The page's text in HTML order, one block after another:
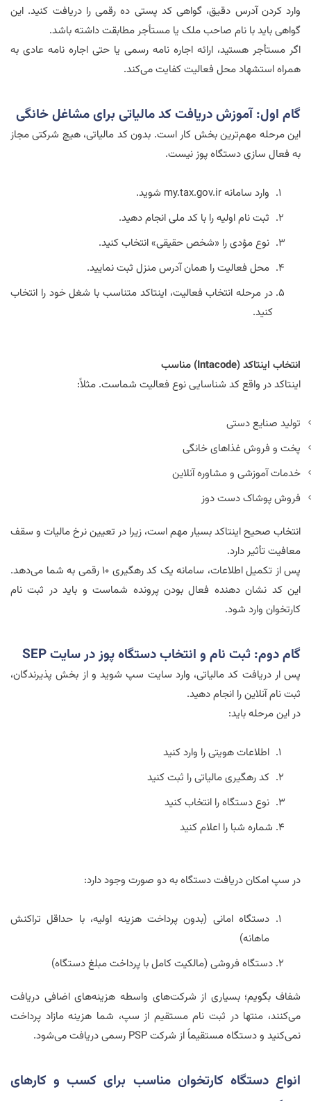
وارد کردن آدرس دقیق، گواهی کد پستی ده رقمی را دریافت کنید. این
گواهی باید با نام صاحب ملک یا مستأجر مطابقت داشته باشد.
اگر مستأجر هستید، ارائه اجاره نامه رسمی یا حتی اجاره نامه عادی به
همراه استشهاد محل فعالیت کفایت می‌کند.
گام اول: آموزش دریافت کد مالیاتی برای مشاغل خانگی
این مرحله مهم‌ترین بخش کار است. بدون کد مالیاتی، هیچ شرکتی مجاز
به فعال سازی دستگاه پوز نیست.
وارد سامانهmy.tax.gov.ir شوید.
ثبت نام اولیه را با کد ملی انجام دهید.
نوع مؤدی را «شخص حقیقی» انتخاب کنید.
محل فعالیت را همان آدرس منزل ثبت نمایید.
در مرحله انتخاب فعالیت، اینتاکد متناسب با شغل خود را انتخاب
کنید.
انتخاب اینتاکد (Intacode) مناسب
اینتاکد در واقع کد شناسایی نوع فعالیت شماست. مثلاً:
تولید صنایع دستی
پخت و فروش غذاهای خانگی
خدمات آموزشی و مشاوره آنلاین
فروش پوشاک دست دوز
انتخاب صحیح اینتاکد بسیار مهم است، زیرا در تعیین نرخ مالیات و سقف
معافیت تأثیر دارد.
پس از تکمیل اطلاعات، سامانه یک کد رهگیری ۱۰ رقمی به شما می‌دهد.
این کد نشان دهنده فعال بودن پرونده شماست و باید در ثبت نام
کارتخوان وارد شود.
گام دوم: ثبت نام و انتخاب دستگاه پوز در سایتSEP
پس ار دریافت کد مالیاتی، وارد سایت سپ شوید و از بخش پذیرندگان،
ثبت نام آنلاین را انجام دهید.
در این مرحله باید:
اطلاعات هویتی را وارد کنید
کد رهگیری مالیاتی را ثبت کنید
نوع دستگاه را انتخاب کنید
شماره شبا را اعلام کنید
در سپ امکان دریافت دستگاه به دو صورت وجود دارد:
دستگاه امانی (بدون پرداخت هزینه اولیه، با حداقل تراکنش
ماهانه)
دستگاه فروشی (مالکیت کامل با پرداخت مبلغ دستگاه)
شفاف بگویم؛ بسیاری از شرکت‌های واسطه هزینه‌های اضافی دریافت
می‌کنند، منتها در ثبت نام مستقیم از سپ، شما هزینه مازاد پرداخت
نمی‌کنید و دستگاه مستقیماً از شرکتPSP رسمی دریافت می‌شود.
انواع دستگاه کارتخوان مناسب برای کسب و کارهای